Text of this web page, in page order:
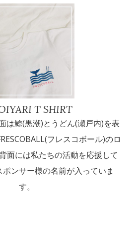
T SHIRT
は鯨(黒潮)とうどん(瀬戸内)を表
フレスコボール)のロ
面には私たちの活動を応援して
ポンサー様の名前が入っていま
す。